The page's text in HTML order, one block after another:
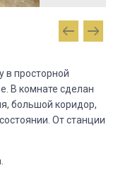
в просторной
В комнате сделан
большой коридор,
От станции